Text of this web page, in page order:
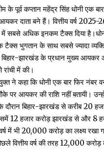
के पूर्व कप्तान महेंद्र सिंह धोनी एक
दाता बने हैं। वित्तीय वर्ष 2025-
में सबसे अधिक इनकम टैक्स दिया
भुगतान के साथ सबसे ज्यादा
बिहार-झारखंड के प्रधान मुख्य आयकर
में की।
ने कहा कि धोनी एक बार फिर नंबर
पर आयकर की राशि नहीं बतायी।
दौरान बिहार-झारखंड से करीब 20
12 हजार करोड़ झारखंड से और 8
में भी 20,000 करोड़ का लक्ष्य रखा
वित्तीय वर्ष की तरह 12,000 करोड़